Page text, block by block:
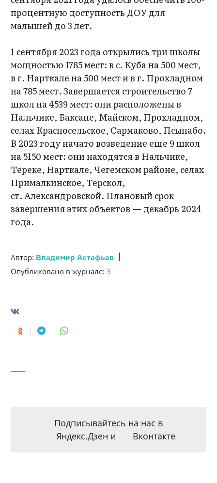
процентную доступность ДОУ для
малышей до 3 лет.
1 сентября 2023 года открылись три школы
мощностью 1785 мест: в с. Куба на 500 мест,
в г. Нарткале на 500 мест и в г. Прохладном
на 785 мест. Завершается строительство 7
школ на 4539 мест: они расположены в
Нальчике, Баксане, Майском, Прохладном,
селах Красносельское, Сармаково, Псынабо.
В 2023 году начато возведение еще 9 школ
на 5150 мест: они находятся в Нальчике,
Тереке, Нарткале, Чегемском районе, селах
Прималкинское, Терскол,
ст. Александровской. Плановый срок
завершения этих объектов — декабрь 2024
года.
Автор: Владимир Астафьев |
Опубликовано в журнале:3
Подписывайтесь на нас в
Яндекс.Дзен и Вконтакте